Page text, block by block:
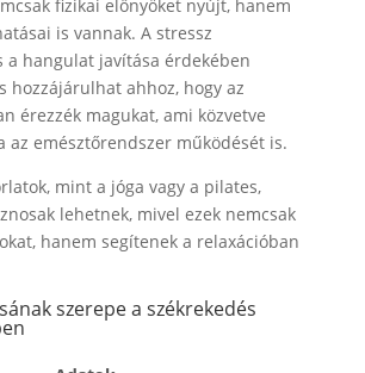
fizikai előnyöket nyújt, hanem
is vannak. A stressz
a hangulat javítása érdekében
hozzájárulhat ahhoz, hogy az
érezzék magukat, ami közvetve
az emésztőrendszer működését is.
mint a jóga vagy a pilates,
lehetnek, mivel ezek nemcsak
hanem segítenek a relaxációban
szerepe a székrekedés